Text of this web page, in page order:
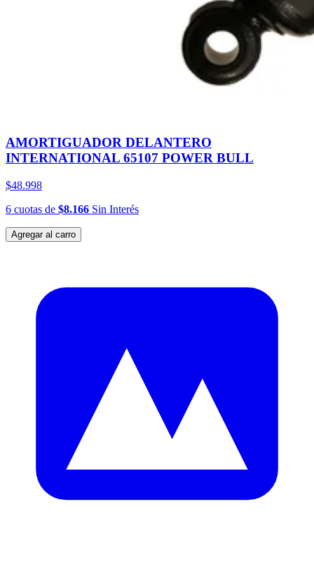
AMORTIGUADOR DELANTERO
INTERNATIONAL 65107 POWER BULL
$48.998
6 cuotas de $8.166 Sin Interés
Agregar al carro